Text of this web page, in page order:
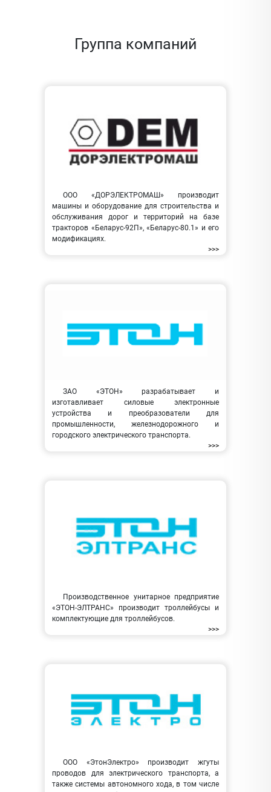
Группа компаний
ООО «ДОРЭЛЕКТРОМАШ» производит
машины и оборудование для строительства и
обслуживания дорог и территорий на базе
тракторов «Беларус-92П», «Беларус-80.1» и его
модификациях.
>>>
ЗАО «ЭТОН» разрабатывает и
изготавливает силовые электронные
устройства и преобразователи для
промышленности, железнодорожного и
городского электрического транспорта.
>>>
Производственное унитарное предприятие
«ЭТОН-ЭЛТРАНС» производит троллейбусы и
комплектующие для троллейбусов.
>>>
ООО «ЭтонЭлектро» производит жгуты
проводов для электрического транспорта, а
также системы автономного хода, в том числе